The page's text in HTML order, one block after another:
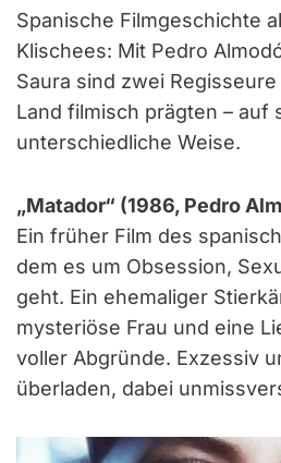
Spanische Filmgeschichte
Klischees: Mit Pedro
Saura sind zwei
Land filmisch prägten – auf
unterschiedliche Weise.
„Matador“ (1986, Pedro
Ein früher Film des
dem es um Obsession,
geht. Ein ehemaliger
mysteriöse Frau und eine
voller Abgründe. Exzessiv
überladen, dabei